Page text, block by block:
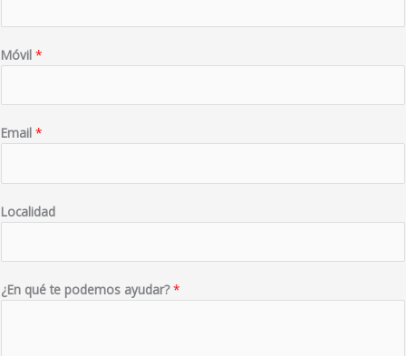
Móvil *
Email *
Localidad
¿En qué te podemos ayudar?*